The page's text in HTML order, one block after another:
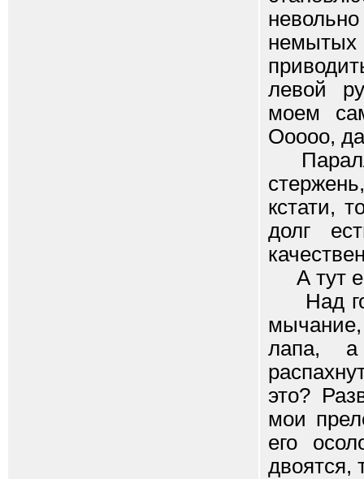
левой
моем
Ооооо,
кстати,
долг
А тут
Над
лапа, а
это?
мои
его
двоятся,